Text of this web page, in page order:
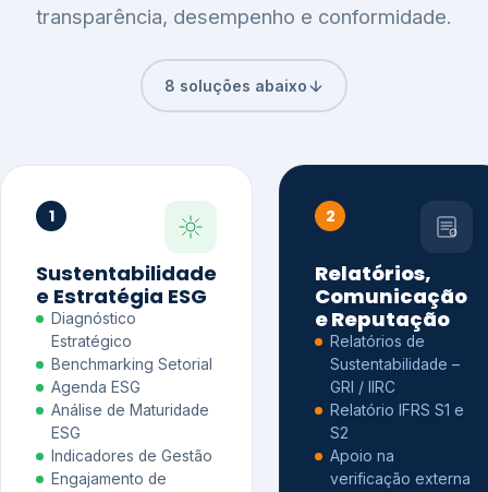
transparência, desempenho e conformidade.
8 soluções abaixo
1
Sustentabilidade
e Estratégia ESG
Diagnóstico
Estratégico
Benchmarking Setorial
Agenda ESG
Análise de Maturidade
ESG
Indicadores de Gestão
Engajamento de
2
Relatórios,
Comunicação
e Reputação
Relatórios de
Sustentabilidade –
GRI / IIRC
Relatório IFRS S1 e
S2
Apoio na
verificação externa